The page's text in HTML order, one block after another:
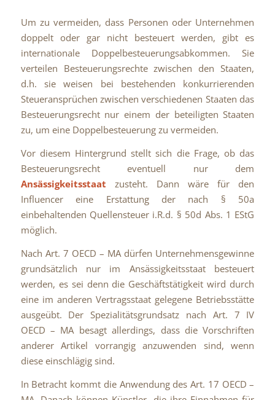
Um zu vermeiden, dass Personen oder Unternehmen
doppelt oder gar nicht besteuert werden, gibt es
internationale Doppelbesteuerungsabkommen. Sie
verteilen Besteuerungsrechte zwischen den Staaten,
d.h. sie weisen bei bestehenden konkurrierenden
Steueransprüchen zwischen verschiedenen Staaten das
Besteuerungsrecht nur einem der beteiligten Staaten
zu, um eine Doppelbesteuerung zu vermeiden.
Vor diesem Hintergrund stellt sich die Frage, ob das
Besteuerungsrecht eventuell nur dem
Ansässigkeitsstaat zusteht. Dann wäre für den
Influencer eine Erstattung der nach § 50a
einbehaltenden Quellensteuer i.R.d. § 50d Abs. 1 EStG
möglich.
Nach Art. 7 OECD – MA dürfen Unternehmensgewinne
grundsätzlich nur im Ansässigkeitsstaat besteuert
werden, es sei denn die Geschäftstätigkeit wird durch
eine im anderen Vertragsstaat gelegene Betriebsstätte
ausgeübt. Der Spezialitätsgrundsatz nach Art. 7 IV
OECD – MA besagt allerdings, dass die Vorschriften
anderer Artikel vorrangig anzuwenden sind, wenn
diese einschlägig sind.
In Betracht kommt die Anwendung des Art. 17 OECD –